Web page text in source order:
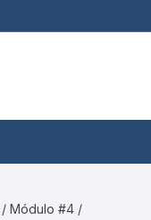
/ Módulo #4 /